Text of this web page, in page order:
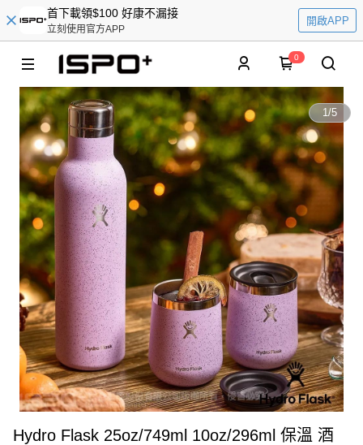
首下載領$100 好康不漏接
立刻使用官方APP
開啟APP
0
1/5
Hydro Flask 25oz/749ml 10oz/296ml 保溫 酒